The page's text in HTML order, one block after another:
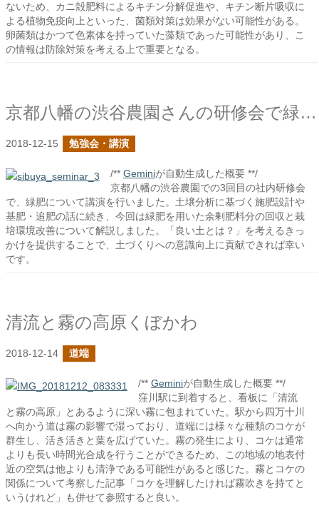
ないため、カニ殻肥料によるキチン分解促進や、キチン断片吸収に
よる植物免疫向上といった、菌類対策は効果がない可能性がある。
卵菌類はかつて色素体を持っていた藻類であった可能性があり、こ
の情報は防除対策を考える上で重要となる。
京都八幡の渋谷農園さんの研修会で緑肥についての話をしました
2018-12-15 勉強会・講演
/** Geminiが自動生成した概要 **/
京都八幡の渋谷農園での3回目の社内研修会
で、緑肥について講演を行いました。土壌分析に基づく施肥設計や
基肥・追肥の話に続き、今回は緑肥を用いた余剰肥料分の回収と栽
培環境改善について解説しました。「良い土とは？」を考えるきっ
かけを提供することで、土づくりへの意識向上に貢献できれば幸い
です。
清流と霧の高原くぼかわ
2018-12-14 道端
/** Geminiが自動生成した概要 **/
窪川駅に到着すると、看板に「清流
と霧の高原」とあるように深い霧に包まれていた。駅から四万十川
へ向かう道は霧の影響で湿っており、道端には様々な種類のコケが
群生し、活き活きと葉を広げていた。霧の発生により、コケは通常
よりも長い時間光合成を行うことができるため、この地域の地表付
近の空気は他よりも清浄である可能性があると感じた。霧とコケの
関係について考察した記事「コケを理解したければ霧吹きを持てと
いうけれど」も併せて参照すると良い。